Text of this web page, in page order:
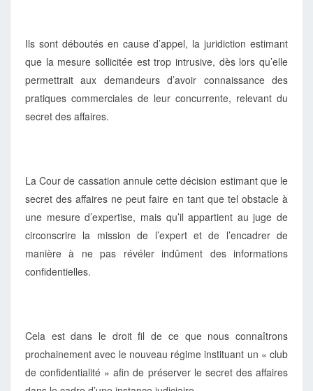
Ils sont déboutés en cause d’appel, la juridiction estimant
que la mesure sollicitée est trop intrusive, dès lors qu’elle
permettrait aux demandeurs d’avoir connaissance des
pratiques commerciales de leur concurrente, relevant du
secret des affaires.
La Cour de cassation annule cette décision estimant que le
secret des affaires ne peut faire en tant que tel obstacle à
une mesure d’expertise, mais qu’il appartient au juge de
circonscrire la mission de l’expert et de l’encadrer de
manière à ne pas révéler indûment des informations
confidentielles.
Cela est dans le droit fil de ce que nous connaîtrons
prochainement avec le nouveau régime instituant un « club
de confidentialité » afin de préserver le secret des affaires